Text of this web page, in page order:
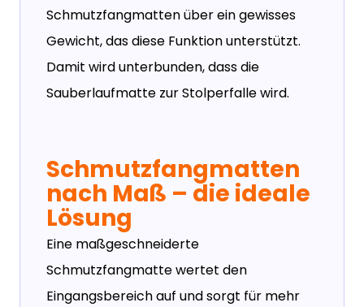
Schmutzfangmatten über ein gewisses
Gewicht, das diese Funktion unterstützt.
Damit wird unterbunden, dass die
Sauberlaufmatte zur Stolperfalle wird.
Schmutzfangmatten
nach Maß – die ideale
Lösung
Eine maßgeschneiderte
Schmutzfangmatte wertet den
Eingangsbereich auf und sorgt für mehr